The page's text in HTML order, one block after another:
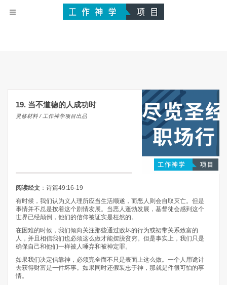
19. 当不道德的人成功时
灵修材料 / 工作神学项目出品
阅读经文 ：诗篇49:16-19
有时候，我们认为义人理所应当生活顺遂，而恶人则会自取灭亡。但是
事情并不总是按着这个剧情发展。当恶人蓬勃发展，基督徒会感到这个
世界已经颠倒，他们的信仰被证实是枉然的。
在困难的时候，我们倾向关注那些通过败坏的行为或裙带关系致富的
人，并且相信我们也必须这么做才能摆脱贫穷。但是事实上，我们只是
确保自己和他们一样被人唾弃和被神定罪。
如果我们决定信靠神，必须完全而不只是表面上这么做。一个人用诡计
去获得财富是一件坏事。如果同时还假装忠于神，那就是件很可怕的事
情。